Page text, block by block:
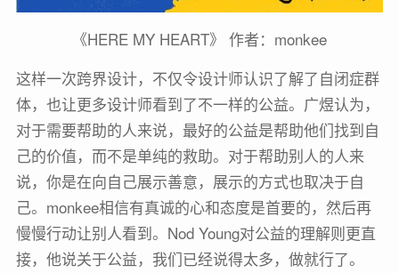
《HERE MY HEART》 作者：monkee
这样一次跨界设计，不仅令设计师认识了解了自闭症群
体，也让更多设计师看到了不一样的公益。广煜认为，
对于需要帮助的人来说，最好的公益是帮助他们找到自
己的价值，而不是单纯的救助。对于帮助别人的人来
说，你是在向自己展示善意，展示的方式也取决于自
己。monkee相信有真诚的心和态度是首要的，然后再
慢慢行动让别人看到。Nod Young对公益的理解则更直
接，他说关于公益，我们已经说得太多，做就行了。